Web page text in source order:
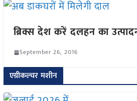
ब्रिक्स देश करें दलहन का
September 26, 2016
एग्रीकल्चर मशीन